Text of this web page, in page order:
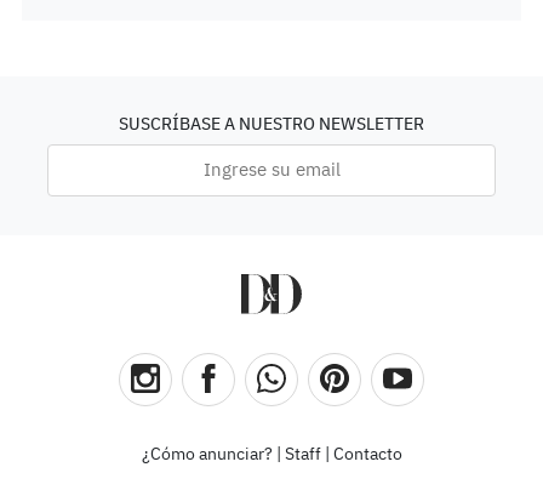
SUSCRÍBASE A NUESTRO NEWSLETTER
¿Cómo anunciar? Staff| Contacto